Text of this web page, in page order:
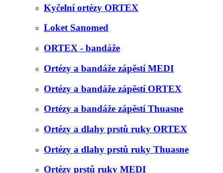
Kyčelní ortézy ORTEX
Loket Sanomed
ORTEX - bandáže
Ortézy a bandáže zápěstí MEDI
Ortézy a bandáže zápěstí ORTEX
Ortézy a bandáže zápěstí Thuasne
Ortézy a dlahy prstů ruky ORTEX
Ortézy a dlahy prstů ruky Thuasne
Ortézy prstů ruky MEDI